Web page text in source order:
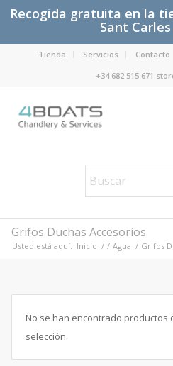
Recogida gratuita en la
Sant
Tienda Servicios Contacto
+34 682 515 671
Grifos Duchas Accesorios
Usted está aquí: Inicio / / Agua / Grifos
No se han encontrado productos
selección.